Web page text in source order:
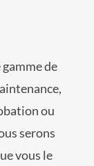
de
ou
serons
vous le